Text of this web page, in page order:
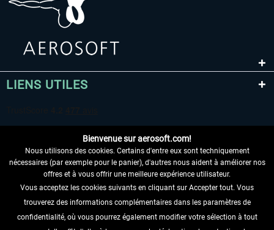
LIENS UTILES
RENONCER AU CONTRAT ICI
INFORMATIONS
Bienvenue sur aerosoft.com!
Nous utilisons des cookies. Certains d'entre eux sont techniquement
nécessaires (par exemple pour le panier), d'autres nous aident à améliorer nos
offres et à vous offrir une meilleure expérience utilisateur.
Vous acceptez les cookies suivants en cliquant sur Accepter tout. Vous
trouverez des informations complémentaires dans les paramètres de
confidentialité, où vous pourrez également modifier votre sélection à tout